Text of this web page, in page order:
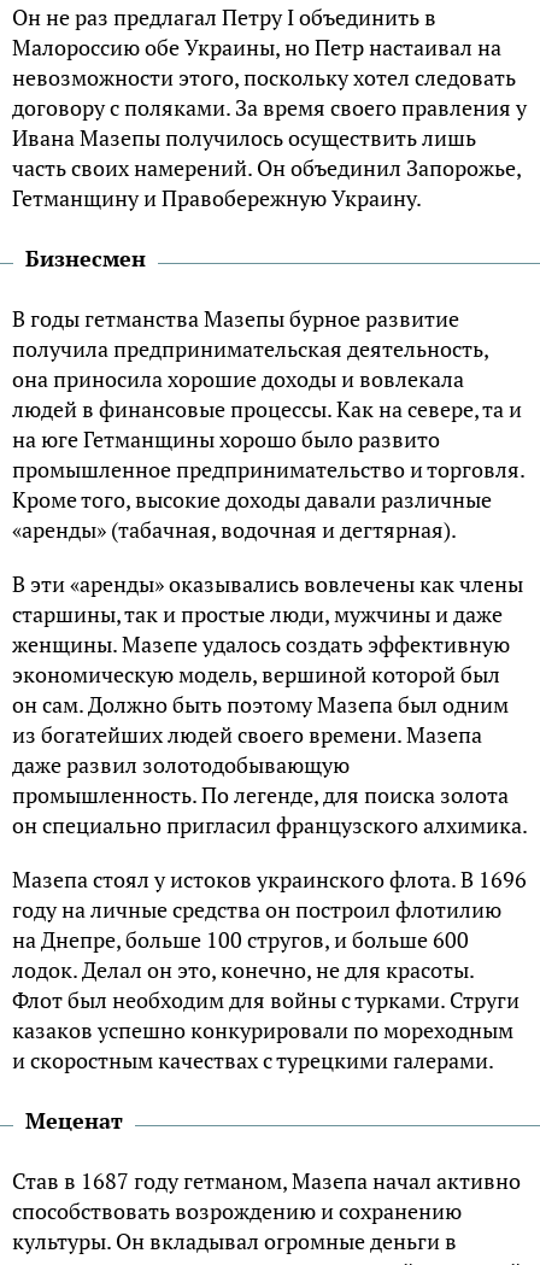
Он не раз предлагал Петру I объединить в
Малороссию обе Украины, но Петр настаивал на
невозможности этого, поскольку хотел следовать
договору с поляками. За время своего правления у
Ивана Мазепы получилось осуществить лишь
часть своих намерений. Он объединил Запорожье,
Гетманщину и Правобережную Украину.
Бизнесмен
В годы гетманства Мазепы бурное развитие
получила предпринимательская деятельность,
она приносила хорошие доходы и вовлекала
людей в финансовые процессы. Как на севере, та и
на юге Гетманщины хорошо было развито
промышленное предпринимательство и торговля.
Кроме того, высокие доходы давали различные
«аренды» (табачная, водочная и дегтярная).
В эти «аренды» оказывались вовлечены как члены
старшины, так и простые люди, мужчины и даже
женщины. Мазепе удалось создать эффективную
экономическую модель, вершиной которой был
он сам. Должно быть поэтому Мазепа был одним
из богатейших людей своего времени. Мазепа
даже развил золотодобывающую
промышленность. По легенде, для поиска золота
он специально пригласил французского алхимика.
Мазепа стоял у истоков украинского флота. В 1696
году на личные средства он построил флотилию
на Днепре, больше 100 стругов, и больше 600
лодок. Делал он это, конечно, не для красоты.
Флот был необходим для войны с турками. Струги
казаков успешно конкурировали по мореходным
и скоростным качествах с турецкими галерами.
Меценат
Став в 1687 году гетманом, Мазепа начал активно
способствовать возрождению и сохранению
культуры. Он вкладывал огромные деньги в